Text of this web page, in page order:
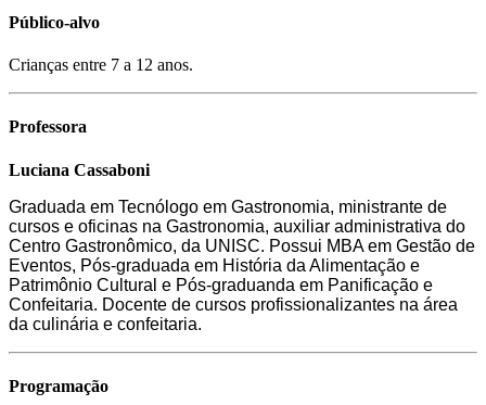
Público-alvo
Crianças entre 7 a 12 anos.
Professora
Luciana Cassaboni
Graduada em Tecnólogo em Gastronomia, ministrante de
cursos e oficinas na Gastronomia, auxiliar administrativa do
Centro Gastronômico, da UNISC. Possui MBA em Gestão de
Eventos, Pós-graduada em História da Alimentação e
Patrimônio Cultural e Pós-graduanda em Panificação e
Confeitaria. Docente de cursos profissionalizantes na área
da culinária e confeitaria.
Programação